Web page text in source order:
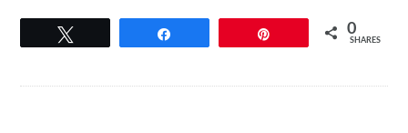
0
SHARES